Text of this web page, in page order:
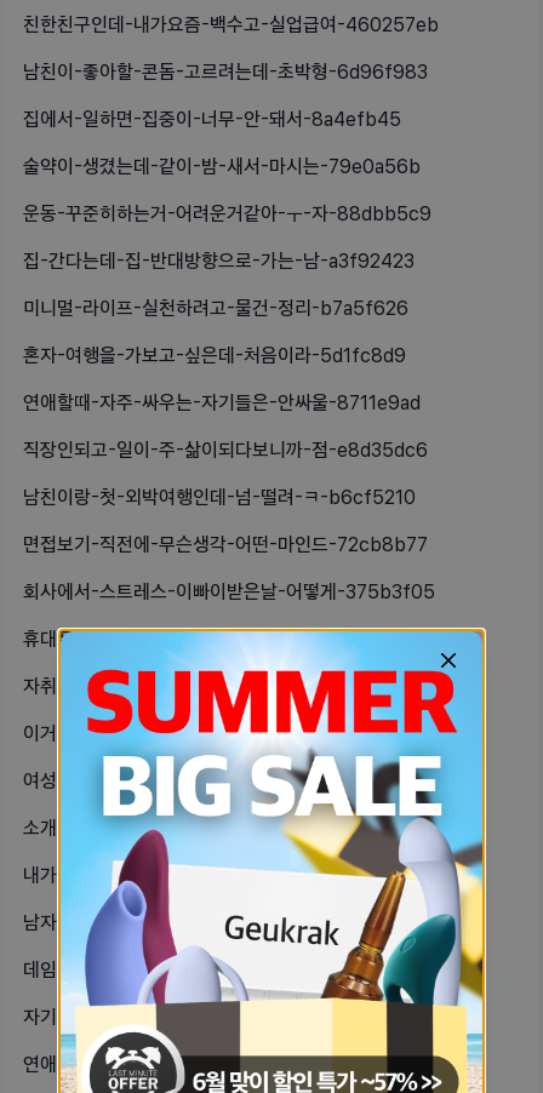
친한친구인데-내가요즘-백수고-실업급여-460257eb
남친이-좋아할-콘돔-고르려는데-초박형-6d96f983
집에서-일하면-집중이-너무-안-돼서-8a4efb45
술약이-생겼는데-같이-밤-새서-마시는-79e0a56b
운동-꾸준히하는거-어려운거같아-ㅜ-자-88dbb5c9
집-간다는데-집-반대방향으로-가는-남-a3f92423
미니멀-라이프-실천하려고-물건-정리-b7a5f626
혼자-여행을-가보고-싶은데-처음이라-5d1fc8d9
연애할때-자주-싸우는-자기들은-안싸울-8711e9ad
직장인되고-일이-주-삶이되다보니까-점-e8d35dc6
남친이랑-첫-외박여행인데-넘-떨려-ㅋ-b6cf5210
면접보기-직전에-무슨생각-어떤-마인드-72cb8b77
회사에서-스트레스-이빠이받은날-어떻게-375b3f05
휴대폰-배터리-몇퍼센트부터-불안해-나-33ed43be
자취기념-나를위한-가전제품-사치를-좀-32657a53
이거-사회성없는-대답이야-누가-맘에드-4190c3c5
여성-토이-중에-초보자도-쉽게-쓸-수-9ceddb11
소개팅어플에서-정말-잘-만나서-얘기하-405955ff
내가-금토일-알바하는데-이제-2주-됐-706b8a10
남자친구랑-일주일에-3번-정도-한번에-18f58974
데임-지처럼-작은-바이브레이터-써본-af6bae91
자기들-이런눈썹은-어떻게-해야해눈썹이-a02e845e
연애하는-것-같지않고-외롭기만한데-헤-563661d